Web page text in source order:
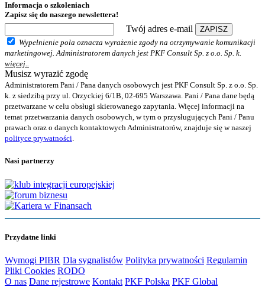
Informacja o szkoleniach
Zapisz się do naszego newslettera!
Twój adres e-mail
ZAPISZ
Wypełnienie pola oznacza wyrażenie zgody na otrzymywanie komunikacji
marketingowej. Administratorem danych jest PKF Consult Sp. z o.o. Sp. k.
więcej..
Musisz wyrazić zgodę
Administratorem Pani / Pana danych osobowych jest PKF Consult Sp. z o.o. Sp.
k. z siedzibą przy ul. Orzyckiej 6/1B, 02-695 Warszawa. Pani / Pana dane będą
przetwarzane w celu obsługi skierowanego zapytania. Więcej informacji na
temat przetwarzania danych osobowych, w tym o przysługujących Pani / Panu
prawach oraz o danych kontaktowych Administratorów, znajduje się w naszej
polityce prywatności.
Nasi partnerzy
Przydatne linki
Wymogi PIBR Dla sygnalistów Polityka prywatności Regulamin
Pliki Cookies RODO
O nas Dane rejestrowe Kontakt PKF Polska PKF Global